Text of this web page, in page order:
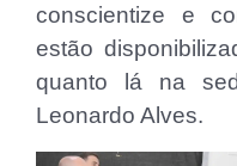
conscientize e
estão
quanto lá na
Leonardo Alves.